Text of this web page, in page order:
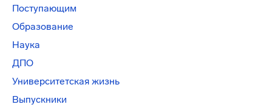
Поступающим
Образование
Наука
ДПО
Университетская жизнь
Выпускники